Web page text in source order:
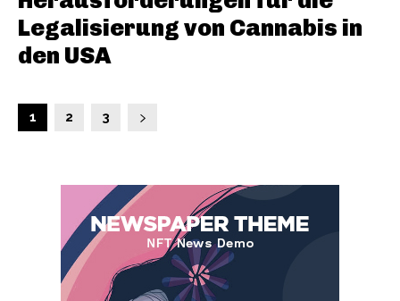
Legalisierung von Cannabis in
den USA
1 2 3